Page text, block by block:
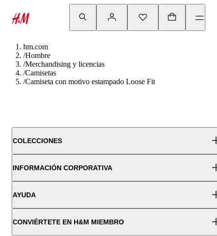
hm.com
/Hombre
/Merchandising y licencias
/Camisetas
/Camiseta con motivo estampado Loose Fit
COLECCIONES
INFORMACIÓN CORPORATIVA
AYUDA
CONVIÉRTETE EN H&M MIEMBRO